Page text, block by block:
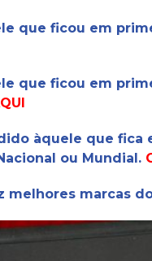
que ficou em
que ficou em
àquele que fica
ou Mundial.
melhores marcas